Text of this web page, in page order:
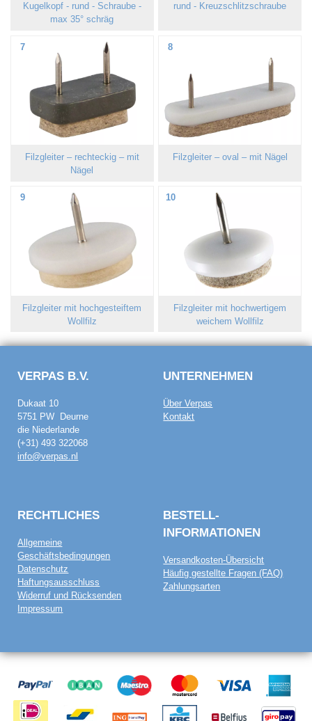
Kugelkopf - rund - Schraube -
max 35° schräg
rund - Kreuzschlitzschraube
7
Filzgleiter – rechteckig – mit
Nägel
8
Filzgleiter – oval – mit Nägel
9
Filzgleiter mit hochgesteiftem
Wollfilz
10
Filzgleiter mit hochwertigem
weichem Wollfilz
VERPAS B.V.
Dukaat 10
5751 PW Deurne
die Niederlande
(+31) 493 322068
info@verpas.nl
UNTERNEHMEN
Über Verpas
Kontakt
RECHTLICHES
Allgemeine
Geschäftsbedingungen
Datenschutz
Haftungsausschluss
Widerruf und Rücksenden
Impressum
BESTELL­
INFORMATIONEN
Versandkosten-Übersicht
Häufig gestellte Fragen (FAQ)
Zahlungsarten